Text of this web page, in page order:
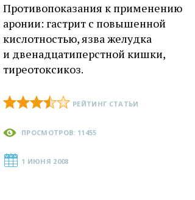
Противопоказания к применению
аронии: гастрит с повышенной
кислотностью, язва желудка
и двенадцатиперстной кишки,
тиреотоксикоз.
РЕЙТИНГ СТАТЬИ
ПРОСМОТРОВ: 11455
1 ИЮНЯ 2008